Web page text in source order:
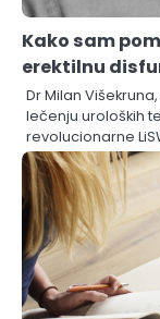
Kako sam
erektilnu
Dr Milan
lečenju uroloških
revolucionarne